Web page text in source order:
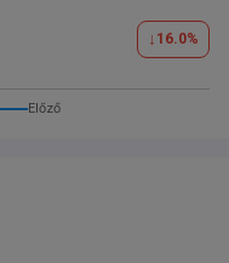
↓ 16.0%
Előző